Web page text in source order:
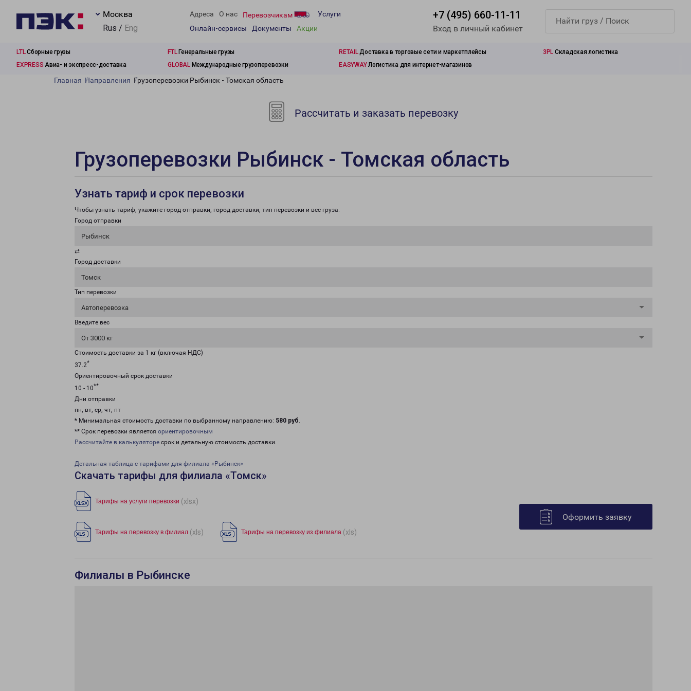
Москва
Rus / Eng
Адреса О нас Перевозчикам
Услуги
Онлайн-сервисы
Документы Акции
+7 (495) 660-11-11
Вход в личный кабинет
LTLСборные грузы FTLГенеральные грузы RETAILДоставка в торговые сети и маркетплейсы 3PL Складская логистика
EXPRESS Авиа- и экспресс-доставка GLOBALМеждународные грузоперевозки EASYWAYЛогистика для интернет-магазинов
Главная Направления Грузоперевозки Рыбинск - Томская область
Рассчитать и заказать перевозку
Грузоперевозки Рыбинск - Томская область
Узнать тариф и срок перевозки
Чтобы узнать тариф, укажите город отправки, город доставки, тип перевозки и вес груза.
Город отправки
Рыбинск
⇄
Город доставки
Томск
Тип перевозки
Автоперевозка
Введите вес
От 3000 кг
Стоимость доставки за 1 кг (включая НДС)
37.2*
Ориентировочный срок доставки
10 - 10**
Дни отправки
пн, вт, ср, чт, пт
* Минимальная стоимость доставки по выбранному направлению: 580 руб.
** Срок перевозки является ориентировочным
Рассчитайте в калькуляторе срок и детальную стоимость доставки.
Детальная таблица с тарифами для филиала «Рыбинск»
Скачать тарифы для филиала «Томск»
Тарифы на услуги перевозки (xlsx)
Тарифы на перевозку в филиал (xls) Тарифы на перевозку из филиала (xls)
Оформить заявку
Филиалы в Рыбинске